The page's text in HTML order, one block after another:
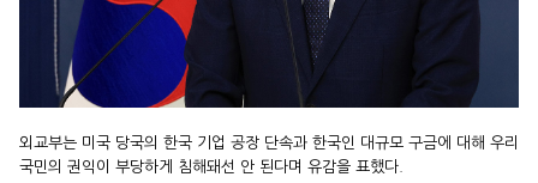
외교부는 미국 당국의 한국 기업 공장 단속과 한국인 대규모 구금에 대해 우리
국민의 권익이 부당하게 침해돼선 안 된다며 유감을 표했다.